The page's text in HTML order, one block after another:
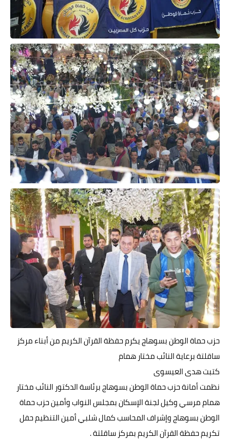
حزب حماة الوطن بسوهاج يكرم حفظة القرآن الكريم من أبناء مركز
ساقلتة برعاية النائب مختار همام
كتبت هدى العيسوى
نظمت أمانة حزب حماة الوطن بسوهاج برئاسة الدكتور النائب مختار
همام مرسي وكيل لجنة الإسكان بمجلس النواب وأمين حزب حماة
الوطن بسوهاج وإشراف المحاسب كمال شلبي أمين التنظيم حفل
تكريم حفظة القرآن الكريم بمركز ساقلتة .